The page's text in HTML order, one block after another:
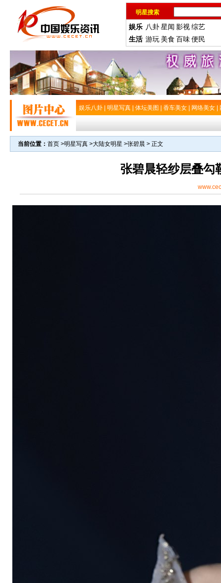
明星搜索
娱乐 八卦星闻 影视综艺
生活 游玩 美食 百味便民
娱乐八卦 明星写真 体坛美图 香车美女 网络美女
当前位置： 首页 >明星写真 >大陆女明星 >张碧晨 > 正文
张碧晨轻纱层叠勾